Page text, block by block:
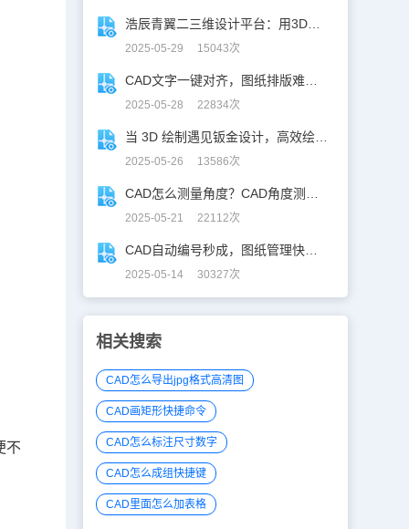
不
2025-05-29 15043次
2025-05-28 22834次
2025-05-26 13586次
2025-05-21 22112次
2025-05-14 30327次
相关搜索
CAD怎么导出jpg格式高清图
CAD画矩形快捷命令
CAD怎么标注尺寸数字
CAD怎么成组快捷键
CAD里面怎么加表格